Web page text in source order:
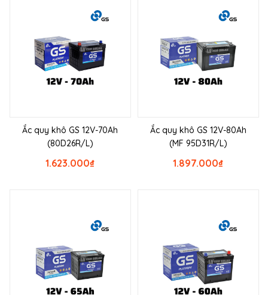
Ắc quy khô GS 12V-70Ah
(80D26R/L)
₫
1.623.000
Ắc quy khô GS 12V-80Ah
(MF 95D31R/L)
₫
1.897.000